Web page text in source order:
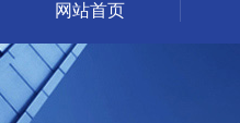
网站首页